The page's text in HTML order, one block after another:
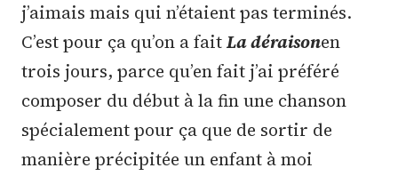
j’aimais mais qui n’étaient pas terminés.
C’est pour ça qu’on a faitLa déraisonen
trois jours, parce qu’en fait j’ai préféré
composer du début à la fin une chanson
spécialement pour ça que de sortir de
manière précipitée un enfant à moi